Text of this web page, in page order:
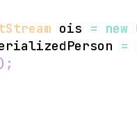
ois = new
=
) ;